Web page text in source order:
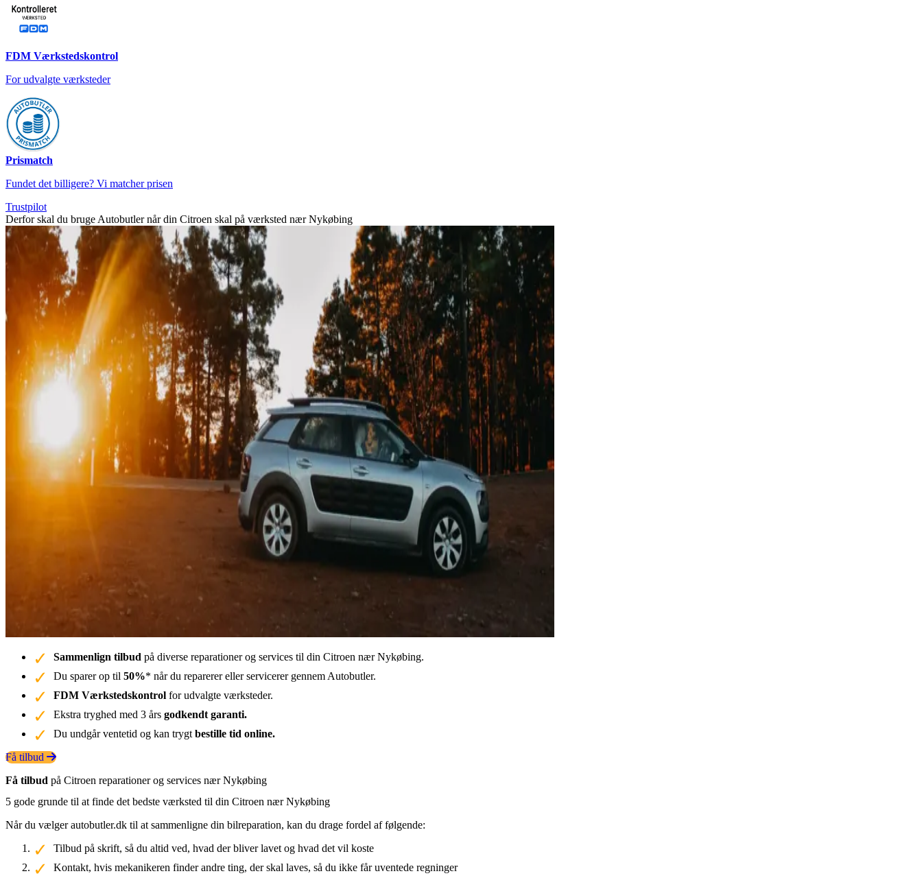
FDM Værkstedskontrol
For udvalgte værksteder
Prismatch
Fundet det billigere? Vi matcher prisen
Trustpilot
Derfor skal du bruge Autobutler når din Citroen skal på værksted nær Nykøbing
Sammenlign tilbud på diverse reparationer og services til din Citroen nær Nykøbing.
Du sparer op til 50%* når du reparerer eller servicerer gennem Autobutler.
FDM Værkstedskontrol for udvalgte værksteder.
Ekstra tryghed med 3 års godkendt garanti.
Du undgår ventetid og kan trygt bestille tid online.
Få tilbud
Få tilbud på Citroen reparationer og services nær Nykøbing
5 gode grunde til at finde det bedste værksted til din Citroen nær Nykøbing
Når du vælger autobutler.dk til at sammenligne din bilreparation, kan du drage fordel af følgende:
Tilbud på skrift, så du altid ved, hvad der bliver lavet og hvad det vil koste
Kontakt, hvis mekanikeren finder andre ting, der skal laves, så du ikke får uventede regninger